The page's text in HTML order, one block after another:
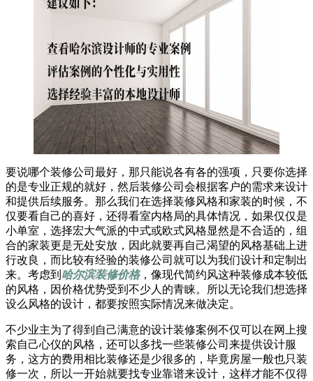
要说哪个装修公司最好，那只能说各有各的强项，只要你选择
的是专业正规的就好，然后装修公司会根据客户的需求来设计
和提供后续服务。那么我们在选择装修风格和家装的时候，不
仅要看自己的喜好，还得看室内格局的具体情况，如果仅仅是
小单室，选择宏大气派的中式或欧式风格显然是不合适的，组
合的家装更是无处安放，因此就要再自己渴望的风格基础上进
行改良，而比较有经验的装修公司就可以为我们设计和定制出
来。考虑到 哈尔滨装修价格，像现代简约风这种装修成本较低
的风格，因价格优势受到不少人的青睐。所以无论我们想选择
设么风格的设计，都要按照实际情况来做决定。
不少业主为了得到自己满意的设计装修案例不仅可以在网上搜
索自己心仪的风格，还可以多找一些装修公司来提供设计服
务，这方的费用相比装修还是少很多的，毕竟房屋一般也只装
修一次，所以一开始就要找专业靠谱来设计，这样才能不仅得